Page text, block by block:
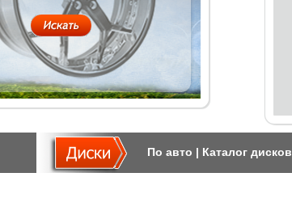
По авто | Каталог дисков